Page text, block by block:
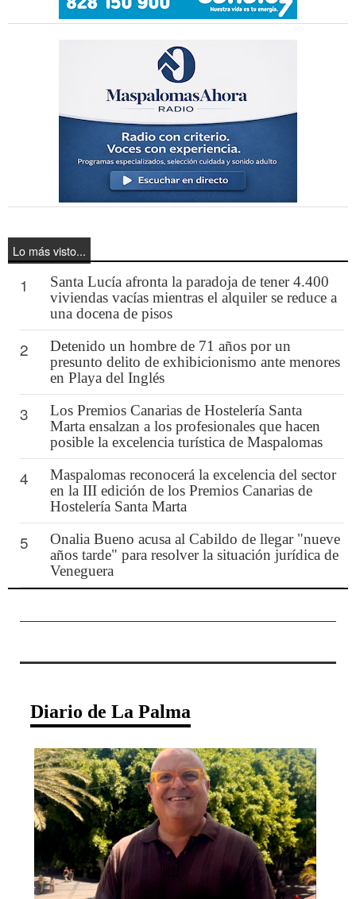
Lo más visto...
1
Santa Lucía afronta la paradoja de tener 4.400
viviendas vacías mientras el alquiler se reduce a
una docena de pisos
2
Detenido un hombre de 71 años por un
presunto delito de exhibicionismo ante menores
en Playa del Inglés
3
Los Premios Canarias de Hostelería Santa
Marta ensalzan a los profesionales que hacen
posible la excelencia turística de Maspalomas
4
Maspalomas reconocerá la excelencia del sector
en la III edición de los Premios Canarias de
Hostelería Santa Marta
5
Onalia Bueno acusa al Cabildo de llegar "nueve
años tarde" para resolver la situación jurídica de
Veneguera
Diario de La Palma